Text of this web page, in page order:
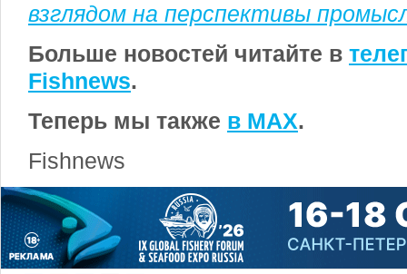
взглядом на перспективы
Больше новостей читайте в
Fishnews.
Теперь мы также в MAX.
Fishnews